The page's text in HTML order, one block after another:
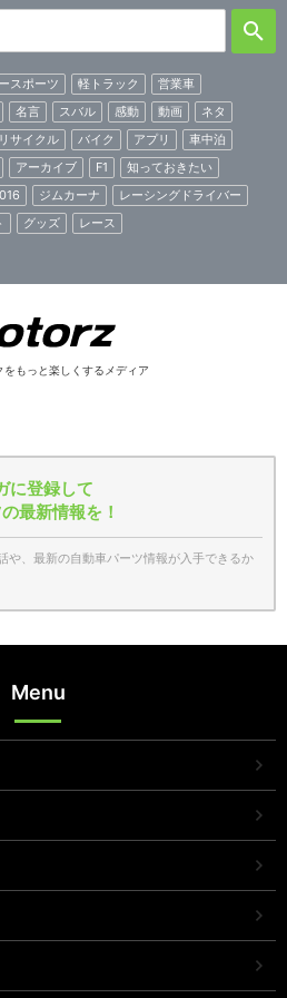
スポーツ 軽トラック
営業車
名言 スバル 感動 動画
ネタ
リサイクル バイク アプリ
車中泊
アーカイブ F1
知っておきたい
ジムカーナ
レーシングドライバー
グッズ レース
をもっと楽しくするメディア
に登録して
最新情報を！
や、最新の自動車パーツ情報が入手できるか
Menu